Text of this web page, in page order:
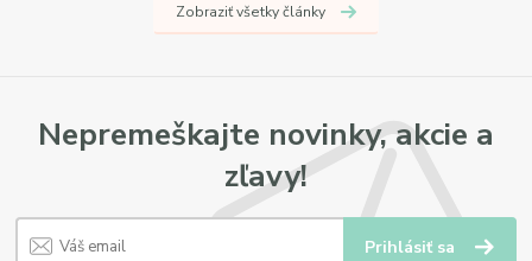
Zobraziť všetky články
Nepremeškajte novinky, akcie a
zľavy!
Prihlásiť sa